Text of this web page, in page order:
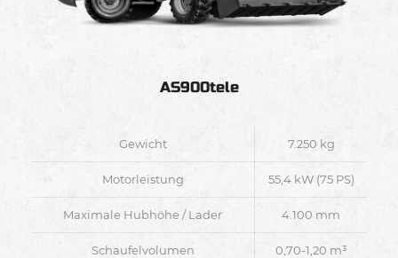
AS900tele
Gewicht 7.250 kg
Motorleistung 55,4 kW (75 PS)
Maximale Hubhöhe / Lader 4.100 mm
Schaufelvolumen 0,70-1,20 m³